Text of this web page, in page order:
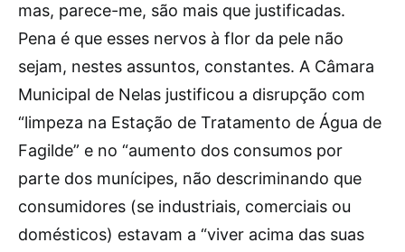
mas, parece-me, são mais que justificadas.
Pena é que esses nervos à flor da pele não
sejam, nestes assuntos, constantes. A Câmara
Municipal de Nelas justificou a disrupção com
“limpeza na Estação de Tratamento de Água de
Fagilde” e no “aumento dos consumos por
parte dos munícipes, não descriminando que
consumidores (se industriais, comerciais ou
domésticos) estavam a “viver acima das suas